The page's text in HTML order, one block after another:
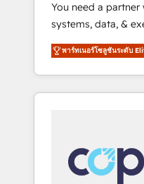
data integrity. ➤
HubSpot to run
marketing, and
and Integrations:
agents, and APIs
Ongoing
portal? We are
You need a
systems, data, &
We bridge the gap
short by combining
technical
problem with the right
our clients gain a
architecture,
intelligence, and
พาร์ทเนอร์โซลูชันระดับ